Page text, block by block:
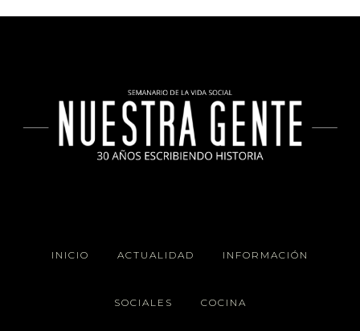
INICIO ACTUALIDAD INFORMACIÓN
SOCIALES COCINA